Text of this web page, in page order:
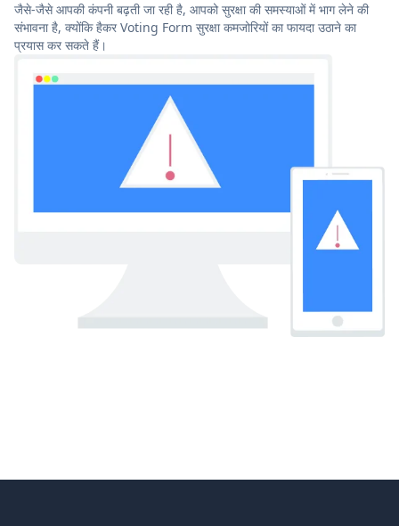
जैसे-जैसे आपकी कंपनी बढ़ती जा रही है, आपको सुरक्षा की समस्याओं में भाग लेने की
संभावना है, क्योंकि हैकर Voting Form सुरक्षा कमजोरियों का फायदा उठाने का
प्रयास कर सकते हैं।